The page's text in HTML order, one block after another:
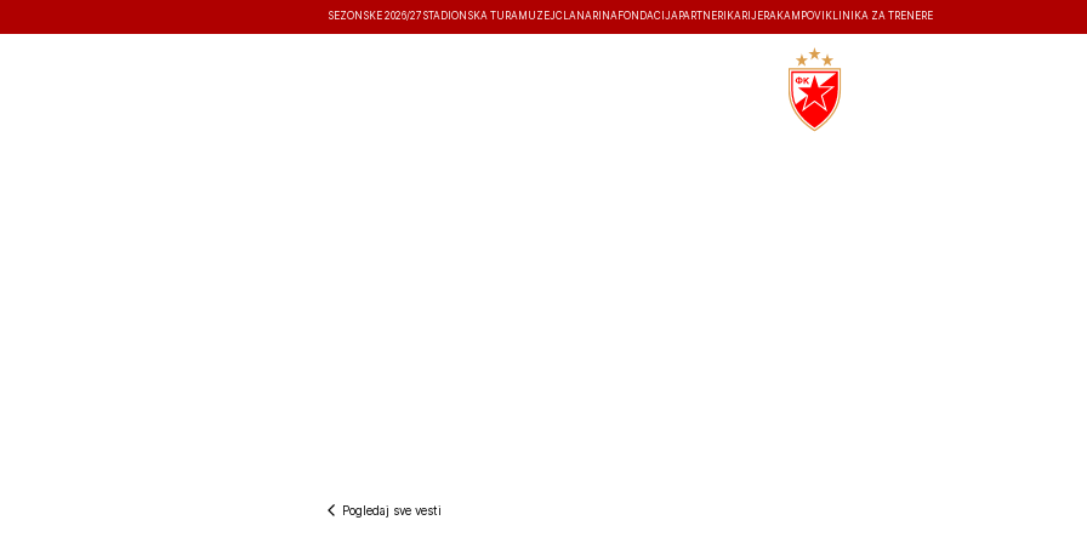
SEZONSKE 2026/27 STADIONSKA TURA MUZEJČLANARINA FONDACIJA PARTNERI KARIJERA KAMPOVI KLINIKA ZA TRENERE
Pogledaj sve vesti